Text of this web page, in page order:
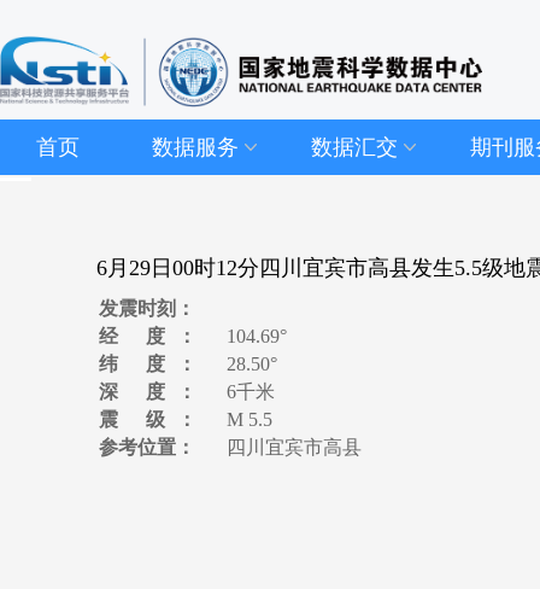
首页 数据服务 数据汇交 期刊服
6月29日00时12分四川宜宾市高县发生5.5级地
发震时刻：
经 度：
104.69°
纬 度：
28.50°
深 度：
6千米
震 级：
M 5.5
参考位置：
四川宜宾市高县